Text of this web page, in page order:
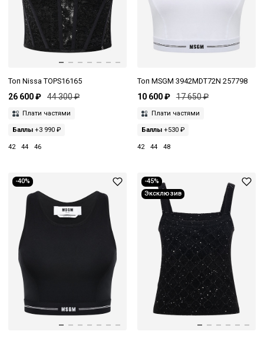
Топ Nissa TOPS16165
26 600 ₽ 44 300 ₽
Плати частями
Баллы +3 990 ₽
42 44 46
Топ MSGM 3942MDT72N 257798
10 600 ₽ 17 650 ₽
Плати частями
Баллы+530 ₽
42 44 48
-40%
-45%
Эксклюзив